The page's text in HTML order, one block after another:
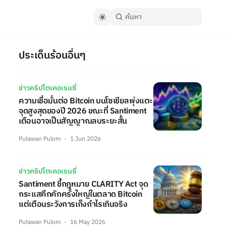
ประเด็นร้อนอื่นๆ
ข่าวคริปโตเคอเรนซี่
ความเชื่อมั่นต่อ Bitcoin บนโซเชียลพุ่งแตะ
จุดสูงสุดของปี 2026 ขณะที่ Santiment
เตือนอาจเป็นสัญญาณลบระยะสั้น
Putawan Pulom 1 Jun 2026
ข่าวคริปโตเคอเรนซี่
Santiment ชี้กฎหมาย CLARITY Act จุด
กระแสคึกคักครั้งใหญ่ในตลาด Bitcoin
แต่เตือนระวังการเก็งกำไรเกินจริง
Putawan Pulom 16 May 2026